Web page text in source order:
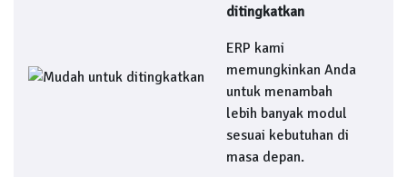
ditingkatkan
ERP kami
memungkinkan Anda
untuk menambah
lebih banyak modul
sesuai kebutuhan di
masa depan.